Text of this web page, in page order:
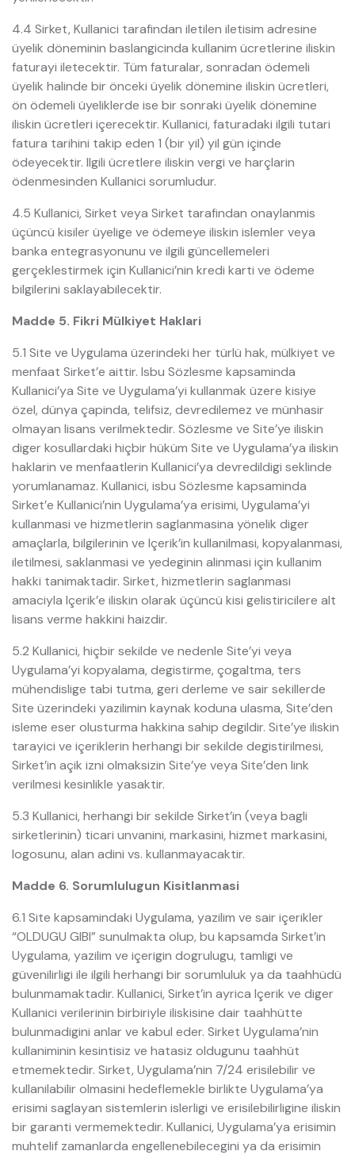
4.4 Sirket, Kullanici tarafindan iletilen iletisim adresine
üyelik döneminin baslangicinda kullanim ücretlerine iliskin
faturayi iletecektir. Tüm faturalar, sonradan ödemeli
üyelik halinde bir önceki üyelik dönemine iliskin ücretleri,
ön ödemeli üyeliklerde ise bir sonraki üyelik dönemine
iliskin ücretleri içerecektir. Kullanici, faturadaki ilgili tutari
fatura tarihini takip eden 1 (bir yil) yil gün içinde
ödeyecektir. Ilgili ücretlere iliskin vergi ve harçlarin
ödenmesinden Kullanici sorumludur.
4.5 Kullanici, Sirket veya Sirket tarafindan onaylanmis
üçüncü kisiler üyelige ve ödemeye iliskin islemler veya
banka entegrasyonunu ve ilgili güncellemeleri
gerçeklestirmek için Kullanici’nin kredi karti ve ödeme
bilgilerini saklayabilecektir.
Madde 5. Fikri Mülkiyet Haklari
5.1 Site ve Uygulama üzerindeki her türlü hak, mülkiyet ve
menfaat Sirket’e aittir. Isbu Sözlesme kapsaminda
Kullanici’ya Site ve Uygulama’yi kullanmak üzere kisiye
özel, dünya çapinda, telifsiz, devredilemez ve münhasir
olmayan lisans verilmektedir. Sözlesme ve Site’ye iliskin
diger kosullardaki hiçbir hüküm Site ve Uygulama’ya iliskin
haklarin ve menfaatlerin Kullanici’ya devredildigi seklinde
yorumlanamaz. Kullanici, isbu Sözlesme kapsaminda
Sirket’e Kullanici’nin Uygulama’ya erisimi, Uygulama’yi
kullanmasi ve hizmetlerin saglanmasina yönelik diger
amaçlarla, bilgilerinin ve Içerik’in kullanilmasi, kopyalanmasi,
iletilmesi, saklanmasi ve yedeginin alinmasi için kullanim
hakki tanimaktadir. Sirket, hizmetlerin saglanmasi
amaciyla Içerik’e iliskin olarak üçüncü kisi gelistiricilere alt
lisans verme hakkini haizdir.
5.2 Kullanici, hiçbir sekilde ve nedenle Site’yi veya
Uygulama’yi kopyalama, degistirme, çogaltma, ters
mühendislige tabi tutma, geri derleme ve sair sekillerde
Site üzerindeki yazilimin kaynak koduna ulasma, Site’den
isleme eser olusturma hakkina sahip degildir. Site’ye iliskin
tarayici ve içeriklerin herhangi bir sekilde degistirilmesi,
Sirket’in açik izni olmaksizin Site’ye veya Site’den link
verilmesi kesinlikle yasaktir.
5.3 Kullanici, herhangi bir sekilde Sirket’in (veya bagli
sirketlerinin) ticari unvanini, markasini, hizmet markasini,
logosunu, alan adini vs. kullanmayacaktir.
Madde 6. Sorumlulugun Kisitlanmasi
6.1 Site kapsamindaki Uygulama, yazilim ve sair içerikler
“OLDUGU GIBI” sunulmakta olup, bu kapsamda Sirket’in
Uygulama, yazilim ve içerigin dogrulugu, tamligi ve
güvenilirligi ile ilgili herhangi bir sorumluluk ya da taahhüdü
bulunmamaktadir. Kullanici, Sirket’in ayrica Içerik ve diger
Kullanici verilerinin birbiriyle iliskisine dair taahhütte
bulunmadigini anlar ve kabul eder. Sirket Uygulama’nin
kullaniminin kesintisiz ve hatasiz oldugunu taahhüt
etmemektedir. Sirket, Uygulama’nin 7/24 erisilebilir ve
kullanilabilir olmasini hedeflemekle birlikte Uygulama’ya
erisimi saglayan sistemlerin islerligi ve erisilebilirligine iliskin
bir garanti vermemektedir. Kullanici, Uygulama’ya erisimin
muhtelif zamanlarda engellenebilecegini ya da erisimin